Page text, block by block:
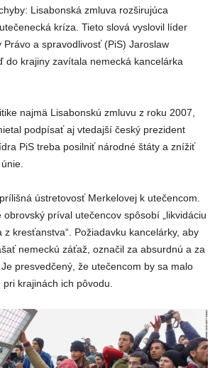
Lisabonská zmluva rozširujúca
kríza. Tieto slová vyslovil líder
Právo a spravodlivosť (PiS) Jaroslaw
do krajiny zavítala nemecká kancelárka
najmä Lisabonskú zmluvu z roku 2007,
podpísať aj vtedajší český prezident
PiS treba posilniť národné štáty a znížiť
ústretovosť Merkelovej k utečencom.
obrovský príval utečencov spôsobí „likvidáciu
z kresťanstva“. Požiadavku kancelárky, aby
nemeckú záťaž, označil za absurdnú a za
Je presvedčený, že utečencom by sa malo
krajinách ich pôvodu.